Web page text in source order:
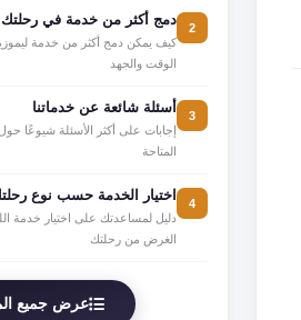
2 دمج أكثر من خدمة في رحلتك
كيف يمكن دمج أكثر من خدمة
الوقت والجهد
3 أسئلة شائعة عن خدماتنا
إجابات على أكثر الأسئلة شيوعًا
المتاحة
4 اختيار الخدمة حسب نوع
دليل لمساعدتك على اختيار خدمة
الغرض من رحلتك
عرض جميع